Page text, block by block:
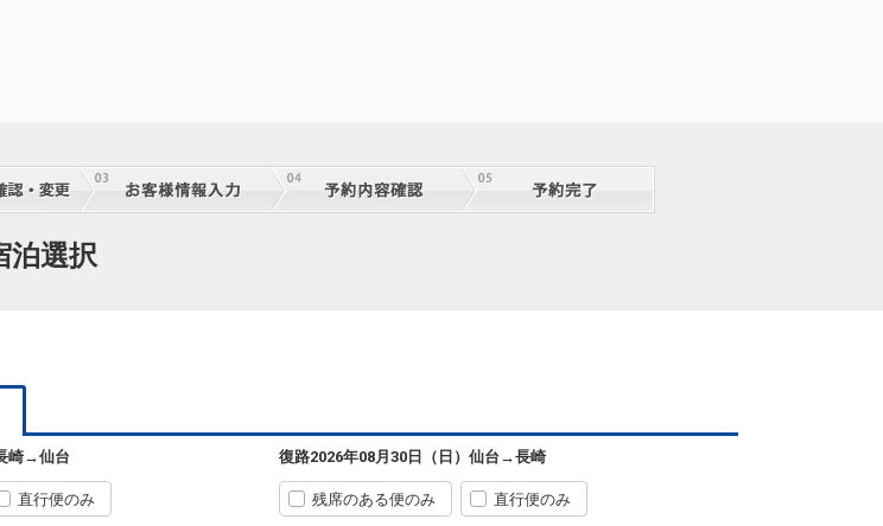
泊選択
崎→仙台
直行便のみ
復路2026年08月30日（日） 仙台 →長崎
残席のある便のみ 直行便のみ
2200便
乗継便あり
仙台
07:35
長崎
14:15
クラスJを利用する 5